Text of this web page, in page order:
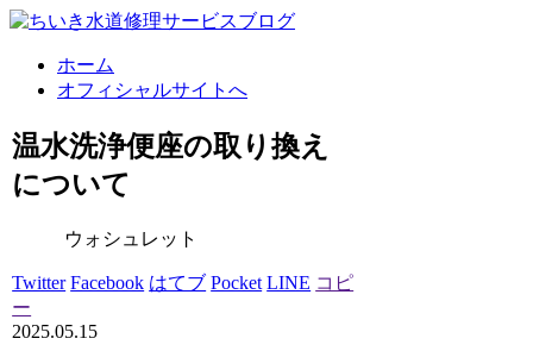
ホーム
オフィシャルサイトへ
温水洗浄便座の取り換え
について
ウォシュレット
Twitter Facebook はてブ Pocket LINE コピ
ー
2025.05.15